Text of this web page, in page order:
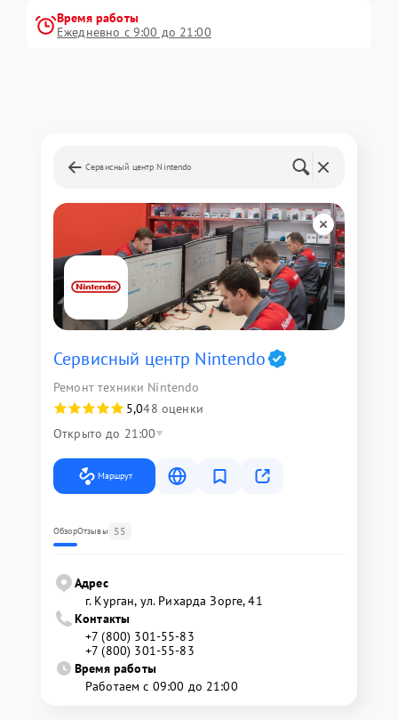
Время работы
Ежедневно с 9:00 до 21:00
Сервисный центр Nintendo
Сервисный центр Nintendo
Ремонт техники Nintendo
5,048 оценки
Открыто до 21:00
Маршрут
ОбзорОтзывы 55
Адрес
г. Курган, ул. Рихарда Зорге, 41
Контакты
+7 (800) 301-55-83
+7 (800) 301-55-83
Время работы
Работаем с 09:00 до 21:00